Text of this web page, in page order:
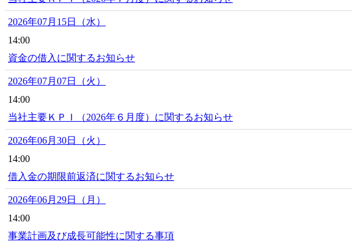
2026年07月15日（水）
14:00
資金の借入に関するお知らせ
2026年07月07日（火）
14:00
当社主要ＫＰＩ（2026年６月度）に関するお知らせ
2026年06月30日（火）
14:00
借入金の期限前返済に関するお知らせ
2026年06月29日（月）
14:00
事業計画及び成長可能性に関する事項